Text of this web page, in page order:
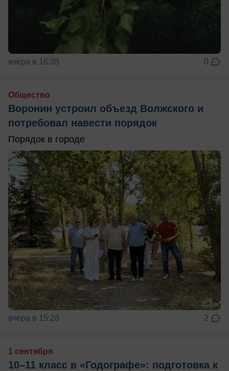
вчера в 16:35 0
Общество
Воронин устроил объезд Волжского и
потребовал навести порядок
Порядок в городе
вчера в 15:28 2
1 сентября
10–11 класс в «Годографе»: подготовка к